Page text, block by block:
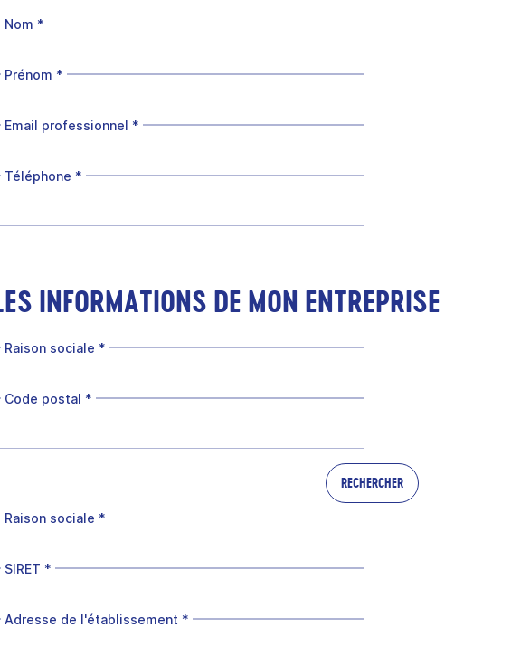
Nom *
Prénom *
Email professionnel *
Téléphone *
INFORMATIONS DE MON ENTREPRISE
Raison sociale *
Code postal *
RECHERCHER
Raison sociale *
SIRET *
Adresse de l'établissement *